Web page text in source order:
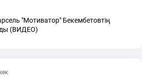
"Мотиватор" Бекембетовтің
(ВИДЕО)